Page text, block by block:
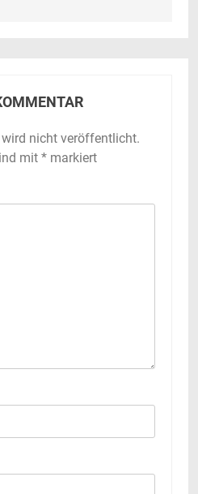
wird nicht veröffentlicht.
mit * markiert